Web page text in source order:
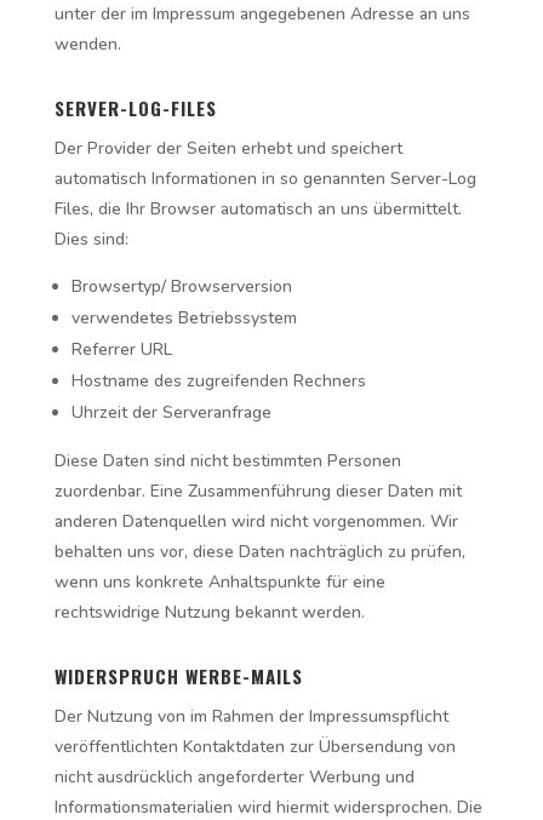
unter der im Impressum angegebenen Adresse an uns
wenden.
SERVER-LOG-FILES
Der Provider der Seiten erhebt und speichert
automatisch Informationen in so genannten Server-Log
Files, die Ihr Browser automatisch an uns übermittelt.
Dies sind:
Browsertyp/ Browserversion
verwendetes Betriebssystem
Referrer URL
Hostname des zugreifenden Rechners
Uhrzeit der Serveranfrage
Diese Daten sind nicht bestimmten Personen
zuordenbar. Eine Zusammenführung dieser Daten mit
anderen Datenquellen wird nicht vorgenommen. Wir
behalten uns vor, diese Daten nachträglich zu prüfen,
wenn uns konkrete Anhaltspunkte für eine
rechtswidrige Nutzung bekannt werden.
WIDERSPRUCH WERBE-MAILS
Der Nutzung von im Rahmen der Impressumspflicht
veröffentlichten Kontaktdaten zur Übersendung von
nicht ausdrücklich angeforderter Werbung und
Informationsmaterialien wird hiermit widersprochen. Die